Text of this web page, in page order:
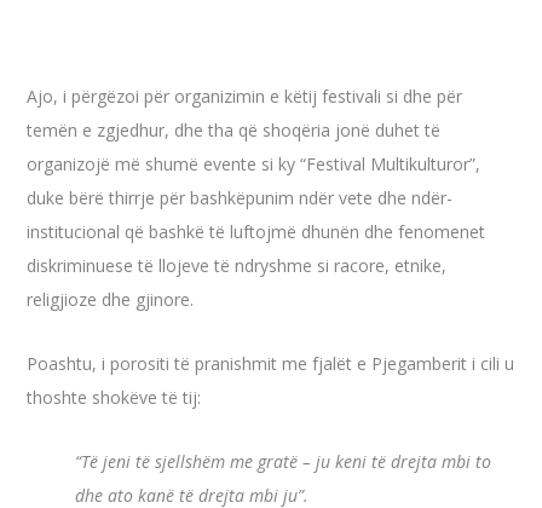
Ajo, i përgëzoi për organizimin e këtij festivali si dhe për
temën e zgjedhur, dhe tha që shoqëria jonë duhet të
organizojë më shumë evente si ky “Festival Multikulturor”,
duke bërë thirrje për bashkëpunim ndër vete dhe ndër-
institucional që bashkë të luftojmë dhunën dhe fenomenet
diskriminuese të llojeve të ndryshme si racore, etnike,
religjioze dhe gjinore.
Poashtu, i porositi të pranishmit me fjalët e Pjegamberit i cili u
thoshte shokëve të tij:
“Të jeni të sjellshëm me gratë – ju keni të drejta mbi to
dhe ato kanë të drejta mbi ju”.